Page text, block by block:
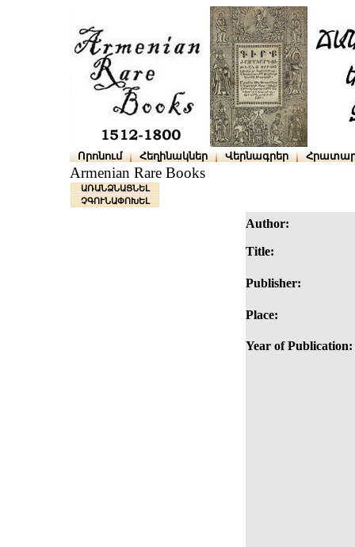
Որոնում Հեղինակներ Վերնագրեր
Armenian Rare Books
ԱՌԱՆՁՆԱՑՆԵԼ
ՉԳՈՒՆԱՓՈԽԵԼ
Author:
Title:
Publisher:
Place:
Year of Publication: